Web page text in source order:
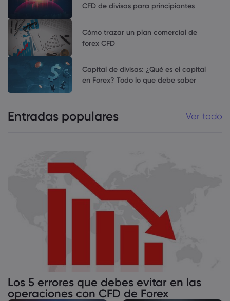
CFD de divisas para principiantes
Cómo trazar un plan comercial de
forex CFD
Capital de divisas: ¿Qué es el capital
en Forex? Todo lo que debe saber
Entradas populares Ver todo
Los 5 errores que debes evitar en las
operaciones con CFD de Forex